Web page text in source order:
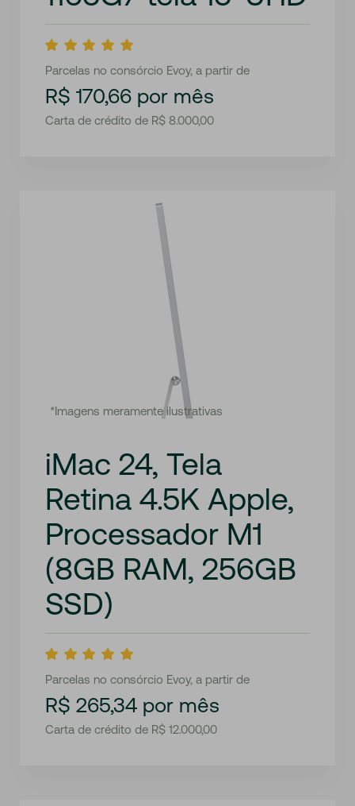
Parcelas no consórcio Evoy, a partir de
R$ 170,66 por mês
Carta de crédito de R$ 8.000,00
*Imagens meramente ilustrativas
iMac 24, Tela
Retina 4.5K Apple,
Processador M1
(8GB RAM, 256GB
SSD)
Parcelas no consórcio Evoy, a partir de
R$ 265,34 por mês
Carta de crédito de R$ 12.000,00